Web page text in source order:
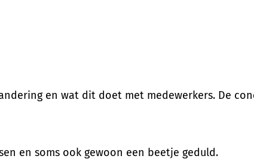
en wat dit doet met medewerkers. De
en soms ook gewoon een beetje geduld.